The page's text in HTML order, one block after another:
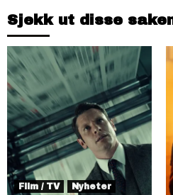
Sjekk ut disse
Film / TV Nyheter